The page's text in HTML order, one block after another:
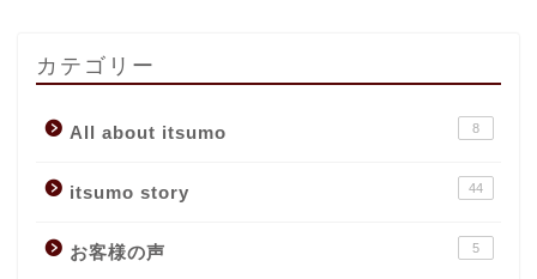
カテゴリー
All about itsumo 8
itsumo story 44
お客様の声 5